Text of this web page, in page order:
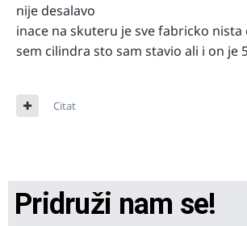
nije desalavo
inace na skuteru je sve fabricko nista
sem cilindra sto sam stavio ali i on je
Citat
Pridruži nam se!